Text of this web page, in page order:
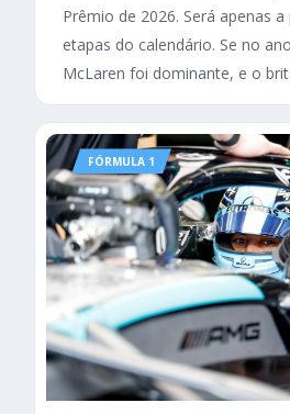
Prêmio de 2026. Será apenas
etapas do calendário. Se no
McLaren foi dominante, e o
FÓRMULA 1